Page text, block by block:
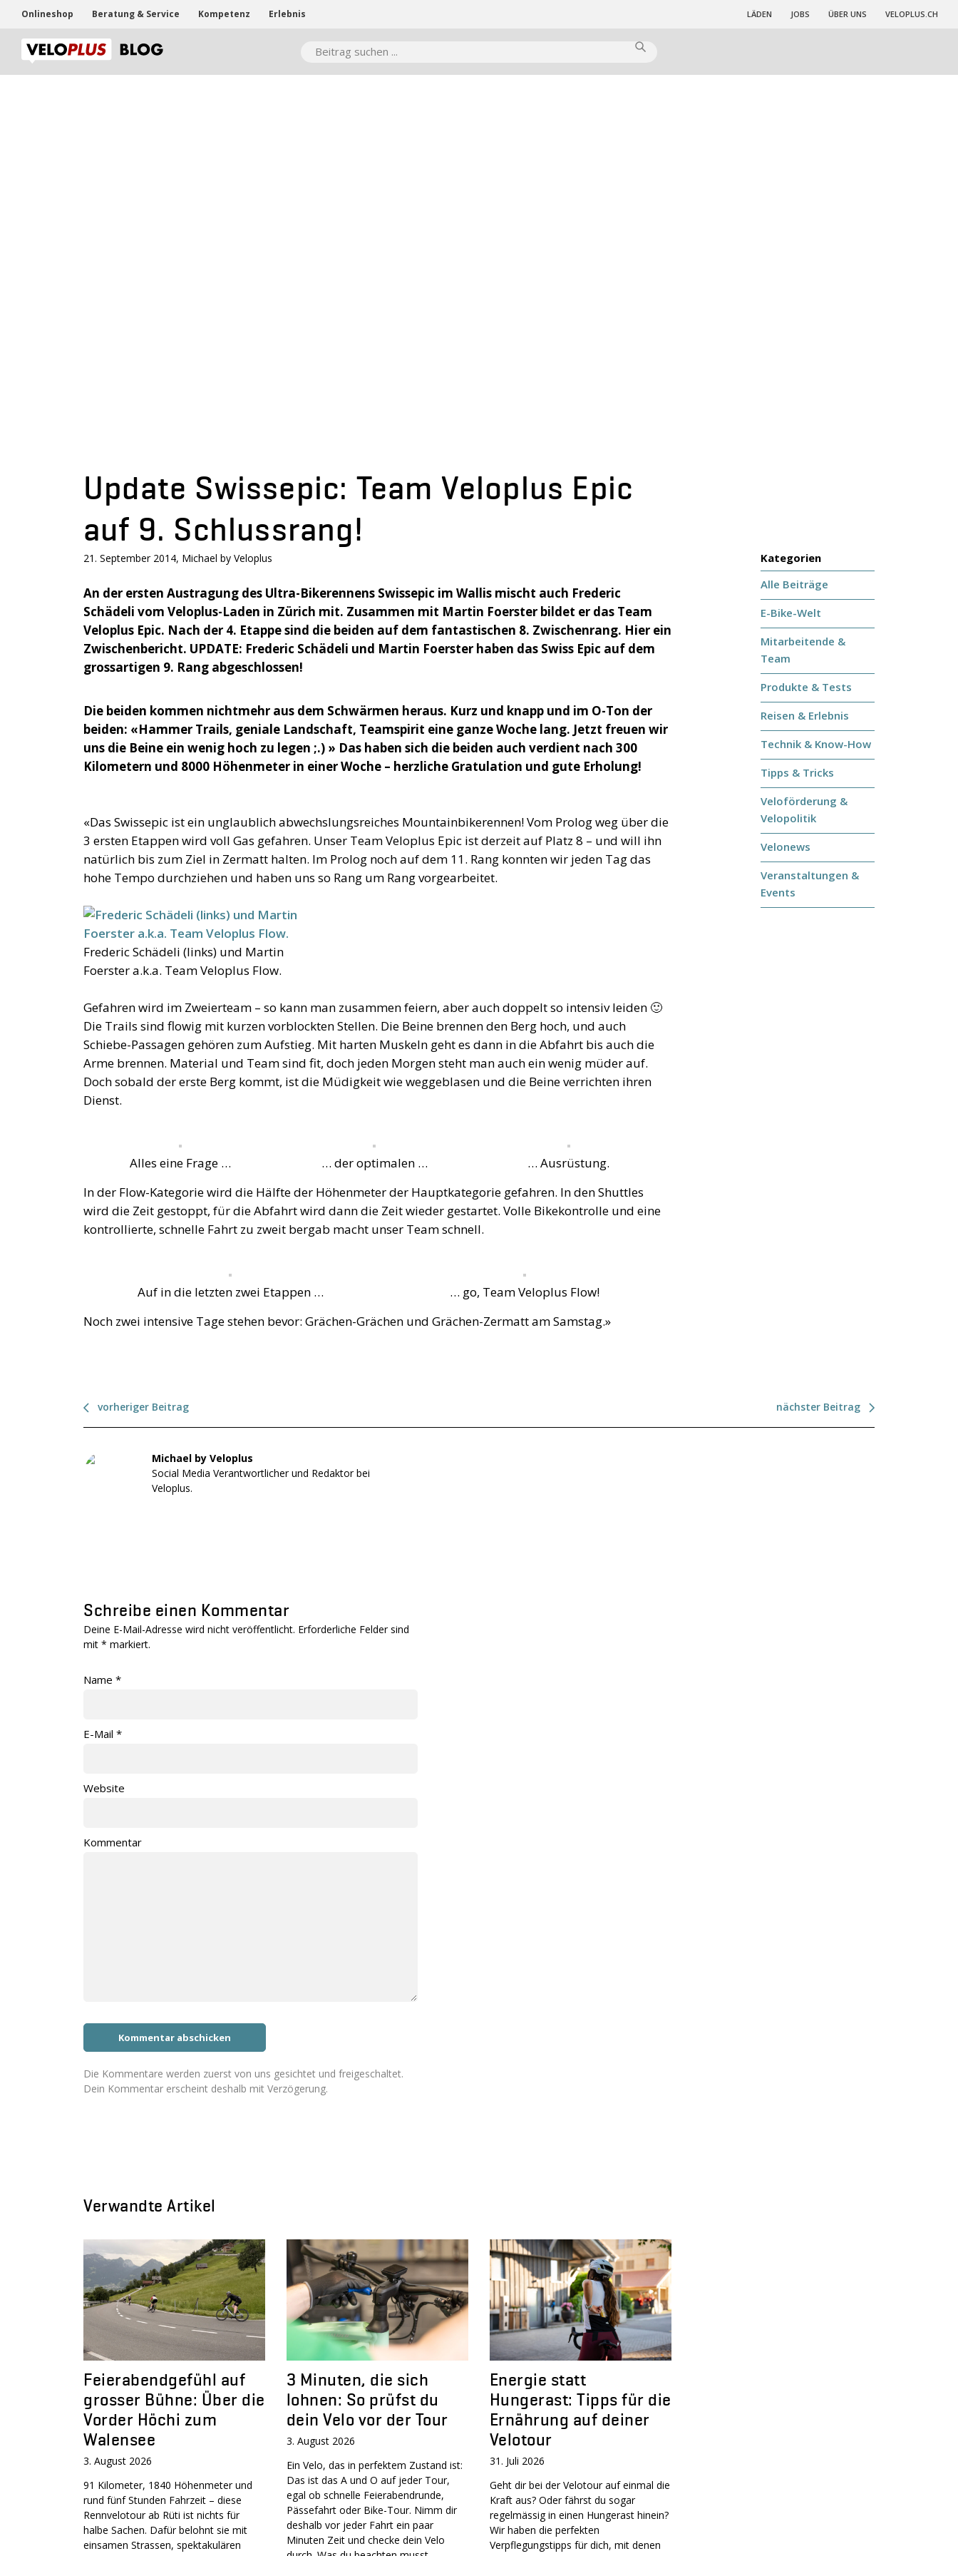
Onlineshop Beratung & Service Kompetenz Erlebnis LÄDEN JOBS ÜBER UNS VELOPLUS.CH
Update Swissepic: Team Veloplus Epic
auf 9. Schlussrang!
21. September 2014, Michael by Veloplus
An der ersten Austragung des Ultra-Bikerennens Swissepic im Wallis mischt auch Frederic
Schädeli vom Veloplus-Laden in Zürich mit. Zusammen mit Martin Foerster bildet er das Team
Veloplus Epic. Nach der 4. Etappe sind die beiden auf dem fantastischen 8. Zwischenrang. Hier ein
Zwischenbericht. UPDATE: Frederic Schädeli und Martin Foerster haben das Swiss Epic auf dem
grossartigen 9. Rang abgeschlossen!
Die beiden kommen nichtmehr aus dem Schwärmen heraus. Kurz und knapp und im O-Ton der
beiden: «Hammer Trails, geniale Landschaft, Teamspirit eine ganze Woche lang. Jetzt freuen wir
uns die Beine ein wenig hoch zu legen ;.) » Das haben sich die beiden auch verdient nach 300
Kilometern und 8000 Höhenmeter in einer Woche – herzliche Gratulation und gute Erholung!
«Das Swissepic ist ein unglaublich abwechslungsreiches Mountainbikerennen! Vom Prolog weg über die
3 ersten Etappen wird voll Gas gefahren. Unser Team Veloplus Epic ist derzeit auf Platz 8 – und will ihn
natürlich bis zum Ziel in Zermatt halten. Im Prolog noch auf dem 11. Rang konnten wir jeden Tag das
hohe Tempo durchziehen und haben uns so Rang um Rang vorgearbeitet.
Frederic Schädeli (links) und Martin
Foerster a.k.a. Team Veloplus Flow.
Gefahren wird im Zweierteam – so kann man zusammen feiern, aber auch doppelt so intensiv leiden 🙂
Die Trails sind flowig mit kurzen vorblockten Stellen. Die Beine brennen den Berg hoch, und auch
Schiebe-Passagen gehören zum Aufstieg. Mit harten Muskeln geht es dann in die Abfahrt bis auch die
Arme brennen. Material und Team sind fit, doch jeden Morgen steht man auch ein wenig müder auf.
Doch sobald der erste Berg kommt, ist die Müdigkeit wie weggeblasen und die Beine verrichten ihren
Dienst.
Alles eine Frage … … der optimalen …
… Ausrüstung.
In der Flow-Kategorie wird die Hälfte der Höhenmeter der Hauptkategorie gefahren. In den Shuttles
wird die Zeit gestoppt, für die Abfahrt wird dann die Zeit wieder gestartet. Volle Bikekontrolle und eine
kontrollierte, schnelle Fahrt zu zweit bergab macht unser Team schnell.
Auf in die letzten zwei Etappen …
… go, Team Veloplus Flow!
Noch zwei intensive Tage stehen bevor: Grächen-Grächen und Grächen-Zermatt am Samstag.»
Kategorien
Alle Beiträge
E-Bike-Welt
Mitarbeitende &
Team
Produkte & Tests
Reisen & Erlebnis
Technik & Know-How
Tipps & Tricks
Veloförderung &
Velopolitik
Velonews
Veranstaltungen &
Events
vorheriger Beitrag nächster Beitrag
Michael by Veloplus
Social Media Verantwortlicher und Redaktor bei
Veloplus.
Schreibe einen Kommentar
Deine E-Mail-Adresse wird nicht veröffentlicht. Erforderliche Felder sind
mit * markiert.
Name *
E-Mail *
Website
Kommentar
Die Kommentare werden zuerst von uns gesichtet und freigeschaltet.
Dein Kommentar erscheint deshalb mit Verzögerung.
Verwandte Artikel
Feierabendgefühl auf
grosser Bühne: Über die
Vorder Höchi zum
Walensee
3. August 2026
91 Kilometer, 1840 Höhenmeter und
rund fünf Stunden Fahrzeit – diese
Rennvelotour ab Rüti ist nichts für
halbe Sachen. Dafür belohnt sie mit
einsamen Strassen, spektakulären
3 Minuten, die sich
lohnen: So prüfst du
dein Velo vor der Tour
3. August 2026
Ein Velo, das in perfektem Zustand ist:
Das ist das A und O auf jeder Tour,
egal ob schnelle Feierabendrunde,
Pässefahrt oder Bike-Tour. Nimm dir
deshalb vor jeder Fahrt ein paar
Minuten Zeit und checke dein Velo
Energie statt
Hungerast: Tipps für die
Ernährung auf deiner
Velotour
31. Juli 2026
Geht dir bei der Velotour auf einmal die
Kraft aus? Oder fährst du sogar
regelmässig in einen Hungerast hinein?
Wir haben die perfekten
Verpflegungstipps für dich, mit denen